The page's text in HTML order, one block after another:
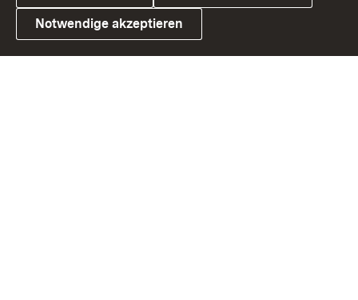
Link zum Landesportal
Notwendige akzeptieren